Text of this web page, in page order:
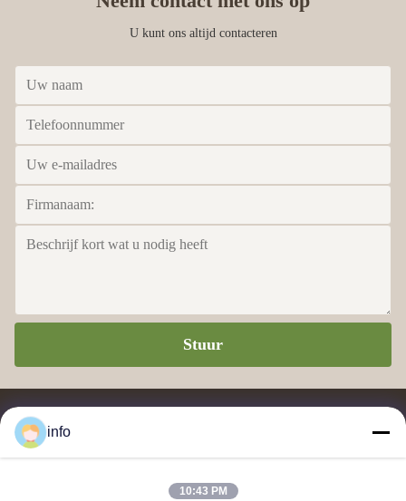
U kunt ons altijd contacteren
Stuur
info
10:43 PM